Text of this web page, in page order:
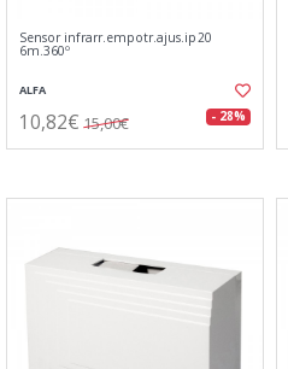
Sensor infrarr.empotr.ajus.ip20
6m.360º
ALFA
10,82€ 15,00€ - 28%